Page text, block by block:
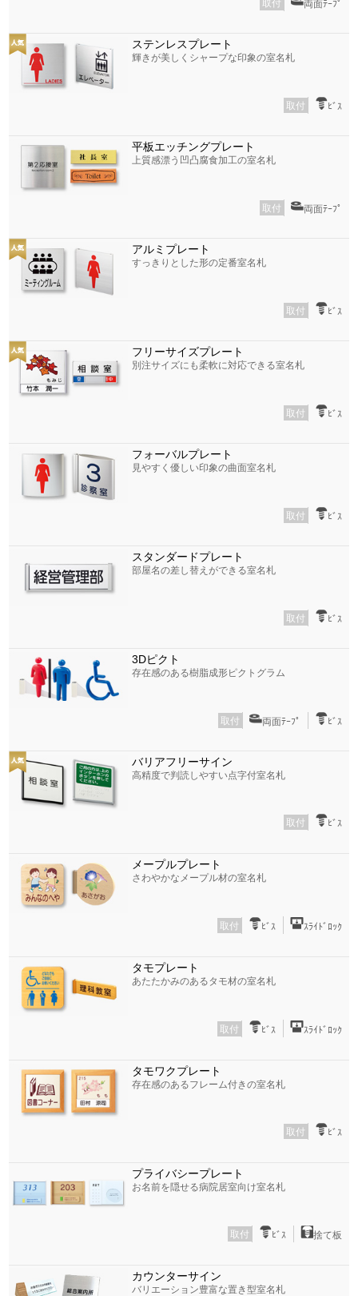
取付 両面ﾃｰﾌﾟ
ステンレスプレート
輝きが美しくシャープな印象の室名札
取付 ﾋﾞｽ
平板エッチングプレート
上質感漂う凹凸腐食加工の室名札
取付 両面ﾃｰﾌﾟ
アルミプレート
すっきりとした形の定番室名札
取付 ﾋﾞｽ
フリーサイズプレート
別注サイズにも柔軟に対応できる室名札
取付 ﾋﾞｽ
フォーバルプレート
見やすく優しい印象の曲面室名札
取付 ﾋﾞｽ
スタンダードプレート
部屋名の差し替えができる室名札
取付 ﾋﾞｽ
3Dピクト
存在感のある樹脂成形ピクトグラム
取付 両面ﾃｰﾌﾟ ﾋﾞｽ
バリアフリーサイン
高精度で判読しやすい点字付室名札
取付 ﾋﾞｽ
メープルプレート
さわやかなメープル材の室名札
取付 ﾋﾞｽ ｽﾗｲﾄﾞﾛｯｸ
タモプレート
あたたかみのあるタモ材の室名札
取付 ﾋﾞｽ ｽﾗｲﾄﾞﾛｯｸ
タモワクプレート
存在感のあるフレーム付きの室名札
取付 ﾋﾞｽ
プライバシープレート
お名前を隠せる病院居室向け室名札
取付 ﾋﾞｽ 捨て板
カウンターサイン
バリエーション豊富な置き型室名札